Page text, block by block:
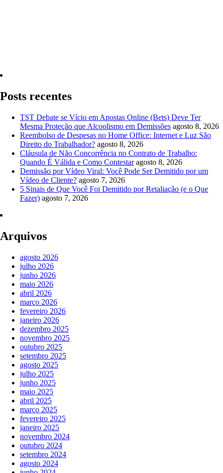
Posts recentes
TST Debate se Vício em Apostas Online (Bets) Deve Ter
Mesma Proteção que Alcoolismo em Demissões agosto 8, 2026
Reembolso de Despesas no Home Office: Internet e Luz São
Direito do Trabalhador? agosto 8, 2026
Cláusula de Não Concorrência no Contrato de Trabalho:
Quando É Válida e Como Contestar agosto 8, 2026
Demissão por Vídeo Viral: Você Pode Ser Demitido por um
Vídeo de Cliente? agosto 7, 2026
5 Sinais de Que Você Foi Demitido por Retaliação (e o Que
Fazer) agosto 7, 2026
Arquivos
agosto 2026
julho 2026
junho 2026
maio 2026
abril 2026
março 2026
fevereiro 2026
janeiro 2026
dezembro 2025
novembro 2025
outubro 2025
setembro 2025
agosto 2025
julho 2025
junho 2025
maio 2025
abril 2025
março 2025
fevereiro 2025
janeiro 2025
novembro 2024
outubro 2024
setembro 2024
agosto 2024